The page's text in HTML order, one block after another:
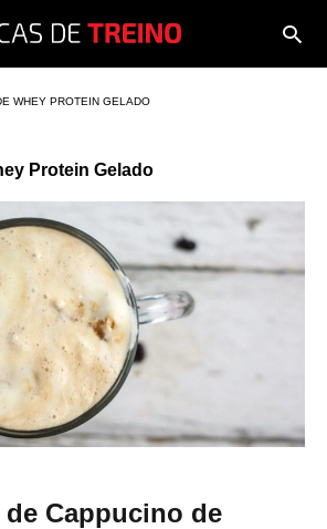
WHEY PROTEIN GELADO
Protein Gelado
de Cappucino de